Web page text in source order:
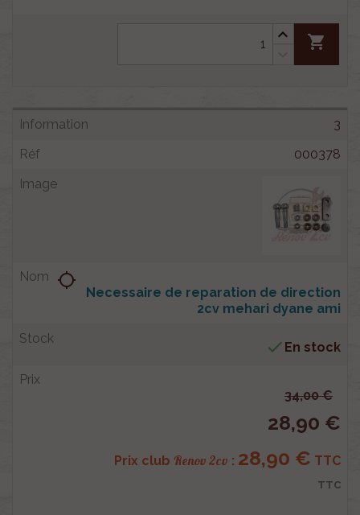
shopping_cart
3
000378
Necessaire de reparation de direction
2cv mehari dyane ami
location_searching
 En stock
34,00 €
28,90 €
Prix club Renov 2cv : 28,90 € TTC
TTC